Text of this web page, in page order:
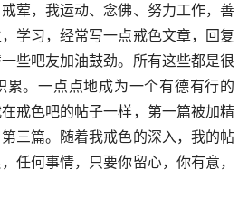
荤，我运动、念佛、努力工作，善
学习，经常写一点戒色文章，回复
些吧友加油鼓劲。所有这些都是很
累。一点点地成为一个有德有行的
戒色吧的帖子一样，第一篇被加精
三篇。随着我戒色的深入，我的帖
任何事情，只要你留心，你有意，